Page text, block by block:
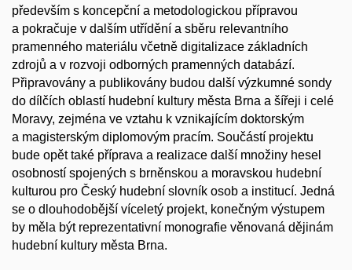
především s koncepční a metodologickou přípravou
a pokračuje v dalším utřídění a sběru relevantního
pramenného materiálu včetně digitalizace základních
zdrojů a v rozvoji odborných pramenných databází.
Připravovány a publikovány budou další výzkumné sondy
do dílčích oblastí hudební kultury města Brna a šířeji i celé
Moravy, zejména ve vztahu k vznikajícím doktorským
a magisterským diplomovým pracím. Součástí projektu
bude opět také příprava a realizace další množiny hesel
osobností spojených s brněnskou a moravskou hudební
kulturou pro Český hudební slovník osob a institucí. Jedná
se o dlouhodobější víceletý projekt, konečným výstupem
by měla být reprezentativní monografie věnovaná dějinám
hudební kultury města Brna.